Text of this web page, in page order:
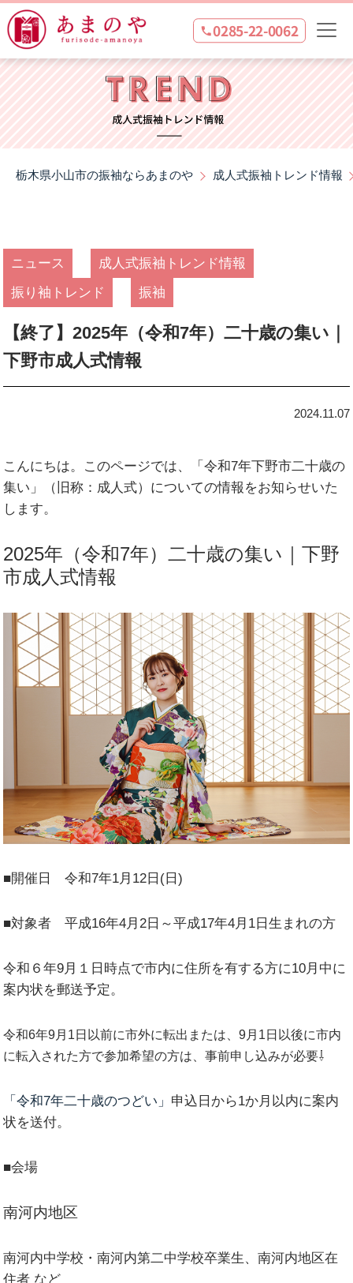
0285-22-0062
栃木県小山市の振袖ならあまのや 成人式振袖トレンド情報
ニュース
成人式振袖トレンド情報
振り袖トレンド
振袖
【終了】2025年（令和7年）二十歳の集い｜
下野市成人式情報
2024.11.07
こんにちは。このページでは、「令和7年下野市二十歳の
集い」（旧称：成人式）についての情報をお知らせいた
します。
2025年（令和7年）二十歳の集い｜下野
市成人式情報
■開催日 令和7年1月12日(日)
■対象者 平成16年4月2日～平成17年4月1日生まれの方
令和６年9月１日時点で市内に住所を有する方に10月中に
案内状を郵送予定。
令和6年9月1日以前に市外に転出または、9月1日以後に市内
に転入された方で参加希望の方は、事前申し込みが必要⇩
「令和7年二十歳のつどい」 申込日から1か月以内に案内
状を送付。
■会場
南河内地区
南河内中学校・南河内第二中学校卒業生、南河内地区在
住者 など